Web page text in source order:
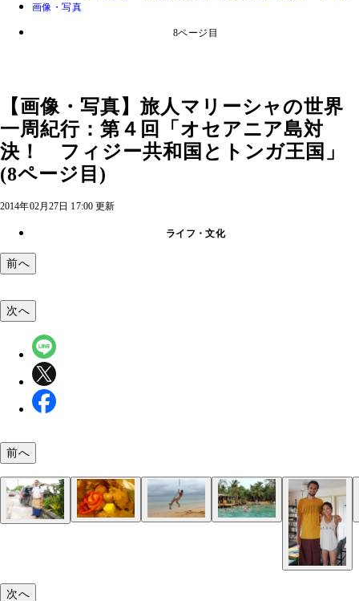
画像・写真
8ページ目
【画像・写真】旅人マリーシャの世界
一周紀行：第４回「オセアニア島対
決！ フィジー共和国とトンガ王国」
(8ページ目)
2014年02月27日 17:00 更新
ライフ・文化
前へ
トンガキッズはとっても人懐こくてかわいい！
路線バス。ドアも空きっぱでガタゴト揺れる感じ
喋りにはシャイだけど、写真にはポジティブな学
宿の隣に住む兄弟。鶏やブタも住んでいる
トンガの民族衣装。シャツに合わせてるところが
パンガイモツ島でターザンになりました。ヤシの
らさがってるけど、頭にココナッツが落ちてこな
次へ
前へ
次へ